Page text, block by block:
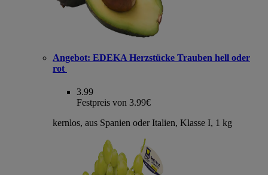
Angebot: EDEKA Herzstücke Trauben hell oder
rot
3.99
Festpreis von 3.99€
kernlos, aus Spanien oder Italien, Klasse I, 1 kg